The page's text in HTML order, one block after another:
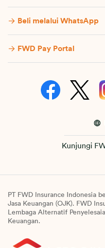
Beli melalui WhatsApp
FWD Pay Portal
Kunjungi
PT FWD Insurance Indonesia
Jasa Keuangan (OJK). FWD
Lembaga Alternatif
Keuangan.